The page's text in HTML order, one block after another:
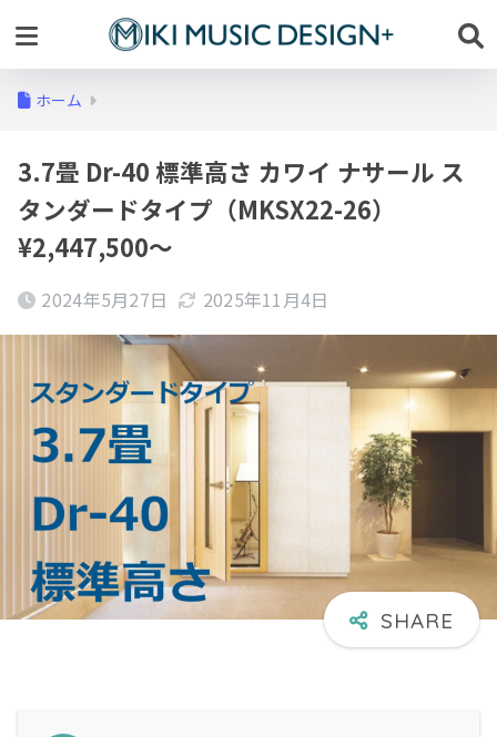
ホーム
3.7畳 Dr-40 標準高さ カワイ ナサール ス
タンダードタイプ（MKSX22-26）
¥2,447,500～
2024年5月27日 2025年11月4日